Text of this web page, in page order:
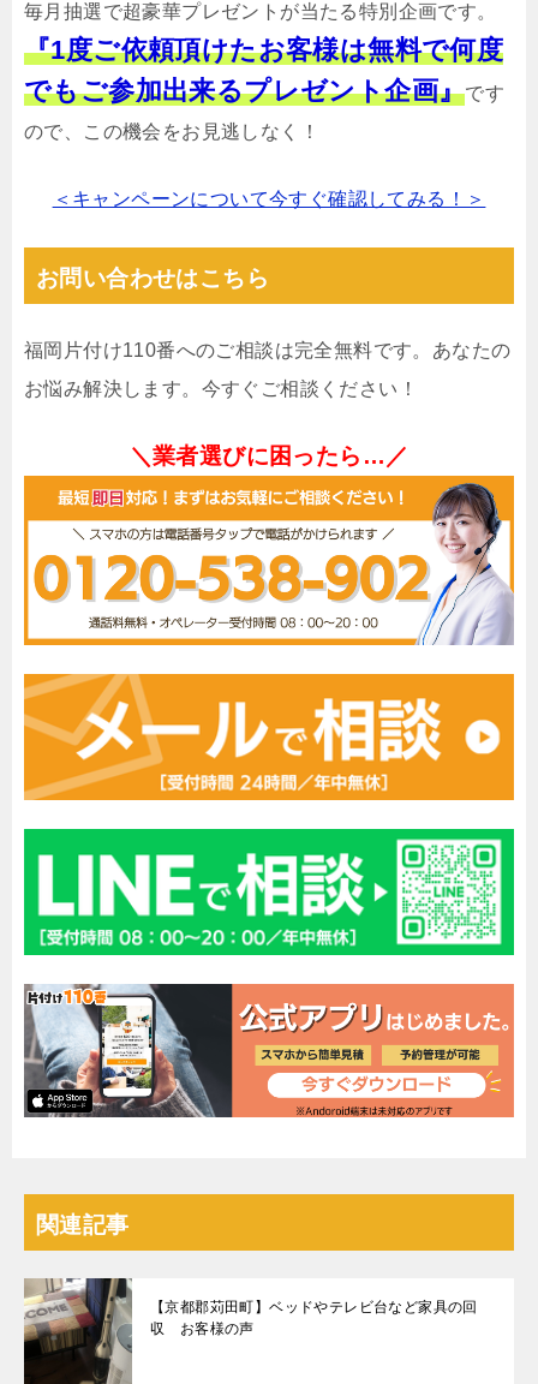
毎月抽選で超豪華プレゼントが当たる特別企画です。
『1度ご依頼頂けたお客様は無料で何度
でもご参加出来るプレゼント企画』です
ので、この機会をお見逃しなく！
＜キャンペーンについて今すぐ確認してみる！＞
お問い合わせはこちら
福岡片付け110番へのご相談は完全無料です。あなたの
お悩み解決します。今すぐご相談ください！
＼業者選びに困ったら…／
関連記事
【京都郡苅田町】ベッドやテレビ台など家具の回
収 お客様の声